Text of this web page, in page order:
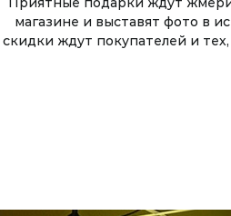
магазине и выставят фото в
скидки ждут покупателей и